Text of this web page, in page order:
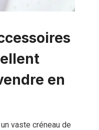
en
vaste créneau de